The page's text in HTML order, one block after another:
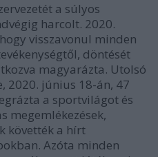
a súlyos
harcolt. 2020.
visszavonul minden
döntését
magyarázta. Utolsó
2020. június 18-án, 47
a sportvilágot és
megemlékezések,
követték a hírt
Azóta minden